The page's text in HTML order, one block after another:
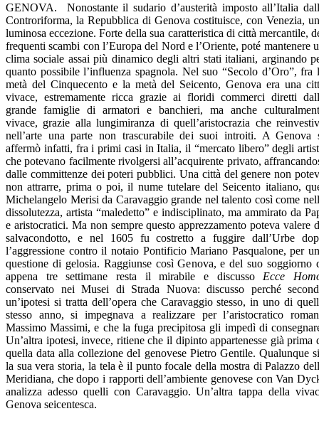
GENOVA. Nonostante il sudario d’austerità imposto all’Italia
Controriforma, la Repubblica di Genova costituisce, con Venezia,
luminosa eccezione. Forte della sua caratteristica di città mercantile,
frequenti scambi con l’Europa del Nord e l’Oriente, poté mantenere
clima sociale assai più dinamico degli altri stati italiani, arginando
quanto possibile l’influenza spagnola. Nel suo “Secolo d’Oro”, fra
metà del Cinquecento e la metà del Seicento, Genova era una
vivace, estremamente ricca grazie ai floridi commerci diretti
grande famiglie di armatori e banchieri, ma anche
vivace, grazie alla lungimiranza di quell’aristocrazia che
nell’arte una parte non trascurabile dei suoi introiti. A Genova
affermò infatti, fra i primi casi in Italia, il “mercato libero” degli
che potevano facilmente rivolgersi all’acquirente privato,
dalle committenze dei poteri pubblici. Una città del genere non
non attrarre, prima o poi, il nume tutelare del Seicento italiano,
Michelangelo Merisi da Caravaggio grande nel talento così come
dissolutezza, artista “maledetto” e indisciplinato, ma ammirato da
e aristocratici. Ma non sempre questo apprezzamento poteva valere
salvacondotto, e nel 1605 fu costretto a fuggire dall’Urbe
l’aggressione contro il notaio Pontificio Mariano Pasqualone, per
questione di gelosia. Raggiunse così Genova, e del suo soggiorno
appena tre settimane resta il mirabile e discusso Ecce
conservato nei Musei di Strada Nuova: discusso perché
un’ipotesi si tratta dell’opera che Caravaggio stesso, in uno di
stesso anno, si impegnava a realizzare per l’aristocratico
Massimo Massimi, e che la fuga precipitosa gli impedì di
Un’altra ipotesi, invece, ritiene che il dipinto appartenesse già prima
quella data alla collezione del genovese Pietro Gentile. Qualunque
la sua vera storia, la tela è il punto focale della mostra di Palazzo
Meridiana, che dopo i rapporti dell’ambiente genovese con Van
analizza adesso quelli con Caravaggio. Un’altra tappa della
Genova seicentesca.